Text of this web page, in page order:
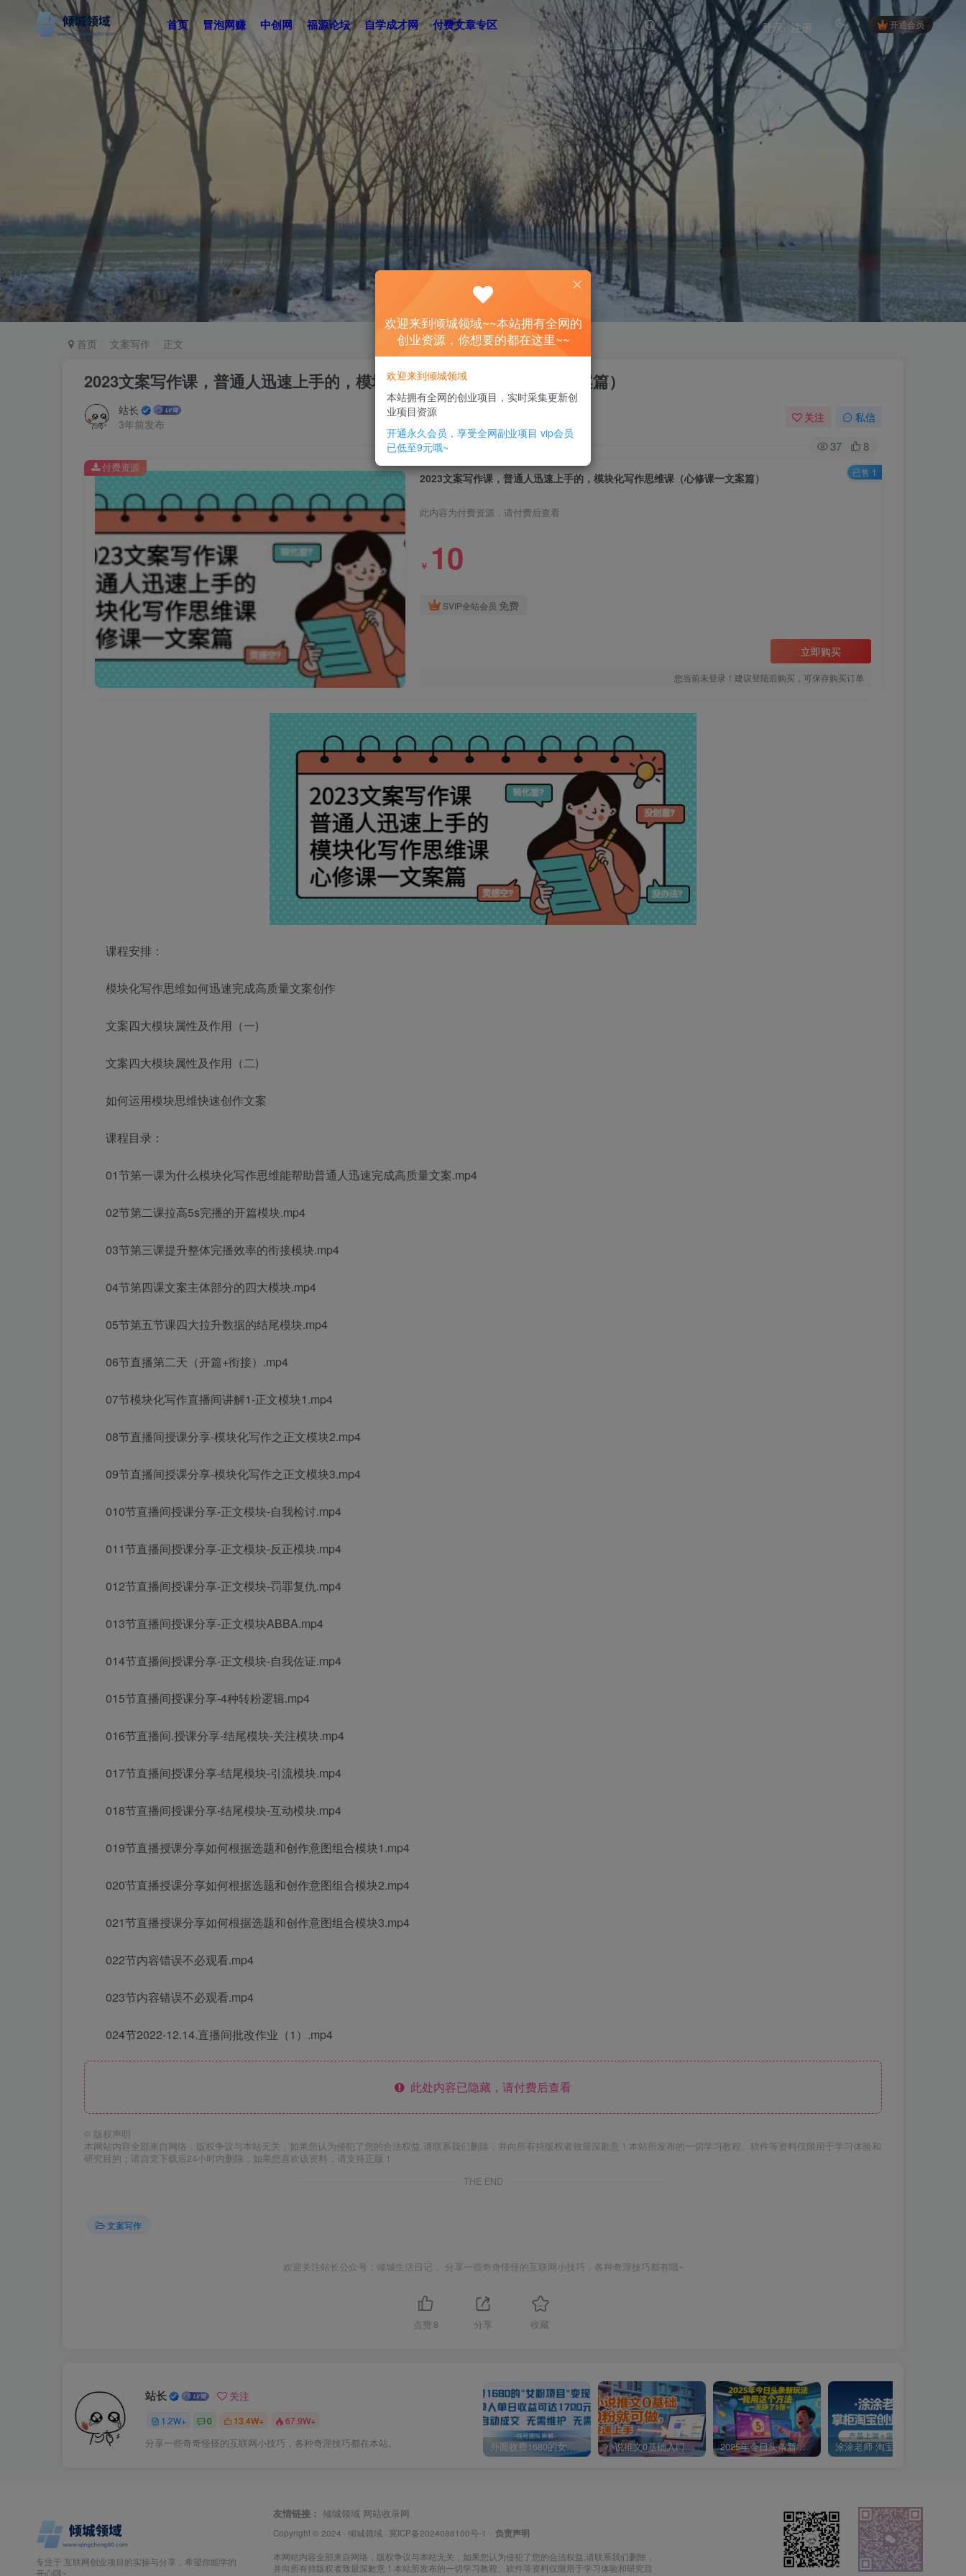
首页 冒泡网赚 中创网 福源论坛 自学成才网 付费文章专区 开通会员
登录 注册
首页 文案写作 正文
2023文案写作课，普通人迅速上手的，模块化写作思维课（心修课一文案篇）
站长
3年前发布
关注 私信
37 8
2023文案写作课，普通人迅速上手的，模块化写作思维课（心修课一文案篇）
此内容为付费资源，请付费后查看
￥ 10
SVIP全站会员 免费
立即购买
您当前未登录！建议登陆后购买，可保存购买订单
付费资源 已售 1
课程安排：
模块化写作思维如何迅速完成高质量文案创作
文案四大模块属性及作用（一)
文案四大模块属性及作用（二)
如何运用模块思维快速创作文案
课程目录：
01节第一课为什么模块化写作思维能帮助普通人迅速完成高质量文案.mp4
02节第二课拉高5s完播的开篇模块.mp4
03节第三课提升整体完播效率的衔接模块.mp4
04节第四课文案主体部分的四大模块.mp4
05节第五节课四大拉升数据的结尾模块.mp4
06节直播第二天（开篇+衔接）.mp4
07节模块化写作直播间讲解1-正文模块1.mp4
08节直播间授课分享-模块化写作之正文模块2.mp4
09节直播间授课分享-模块化写作之正文模块3.mp4
010节直播间授课分享-正文模块-自我检讨.mp4
011节直播间授课分享-正文模块-反正模块.mp4
012节直播间授课分享-正文模块-罚罪复仇.mp4
013节直播间授课分享-正文模块ABBA.mp4
014节直播间授课分享-正文模块-自我佐证.mp4
015节直播间授课分享-4种转粉逻辑.mp4
016节直播间.授课分享-结尾模块-关注模块.mp4
017节直播间授课分享-结尾模块-引流模块.mp4
018节直播间授课分享-结尾模块-互动模块.mp4
019节直播授课分享如何根据选题和创作意图组合模块1.mp4
020节直播授课分享如何根据选题和创作意图组合模块2.mp4
021节直播授课分享如何根据选题和创作意图组合模块3.mp4
022节内容错误不必观看.mp4
023节内容错误不必观看.mp4
024节2022-12.14.直播间批改作业（1）.mp4
此处内容已隐藏，请付费后查看
© 版权声明
本网站内容全部来自网络，版权争议与本站无关，如果您认为侵犯了您的合法权益,请联系我们删除，并向所有持版权者致最深歉意！本站所发布的一切学习教程、软件等资料仅限用于学习体验和
研究目的；请自觉下载后24小时内删除，如果您喜欢该资料，请支持正版！
THE END
文案写作
欢迎关注站长公众号：倾城生活日记 。分享一些奇奇怪怪的互联网小技巧，各种奇淫技巧都有哦~
点赞 8 分享 收藏
站长 关注
1.2W+ 0 13.4W+ 67.9W+
分享一些奇奇怪怪的互联网小技巧，各种奇淫技巧都在本站。 外面收费1680的女粉项目变现，单人单日收益可达1.7k，全自动成交无需维护 小说推文0基础入门教程，0粉就可做，快速上手 2025年今日头条新玩法，我用这个方法，一天挣了5张+
专注于 互联网创业项目的实操与分享，希望你能学的
开心哦~
友情链接： 倾城领域 网站收录网
Copyright © 2024 · 倾城领域 · 冀ICP备2024088100号-1 · 负责声明
本网站内容全部来自网络，版权争议与本站无关，如果您认为侵犯了您的合法权益,请联系我们删除，
并向所有持版权者致最深歉意！本站所发布的一切学习教程、软件等资料仅限用于学习体验和研究目
欢迎来到倾城领域~~本站拥有全网的
创业资源，你想要的都在这里~~
欢迎来到倾城领域
本站拥有全网的创业项目，实时采集更新创
业项目资源
开通永久会员，享受全网副业项目 vip会员
已低至9元哦~